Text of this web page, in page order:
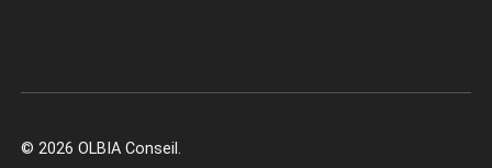
© 2026 OLBIA Conseil.